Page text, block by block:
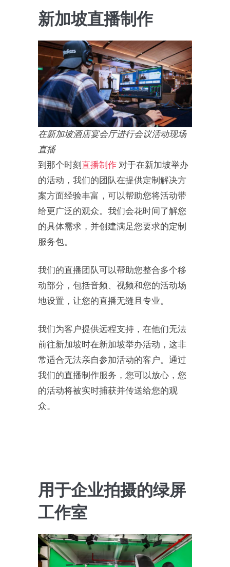
新加坡直播制作
在新加坡酒店宴会厅进行会议活动现场
直播
到那个时刻直播制作对于在新加坡举办
的活动，我们的团队在提供定制解决方
案方面经验丰富，可以帮助您将活动带
给更广泛的观众。我们会花时间了解您
的具体需求，并创建满足您要求的定制
服务包。
我们的直播团队可以帮助您整合多个移
动部分，包括音频、视频和您的活动场
地设置，让您的直播无缝且专业。
我们为客户提供远程支持，在他们无法
前往新加坡时在新加坡举办活动，这非
常适合无法亲自参加活动的客户。通过
我们的直播制作服务，您可以放心，您
的活动将被实时捕获并传送给您的观
众。
用于企业拍摄的绿屏
工作室